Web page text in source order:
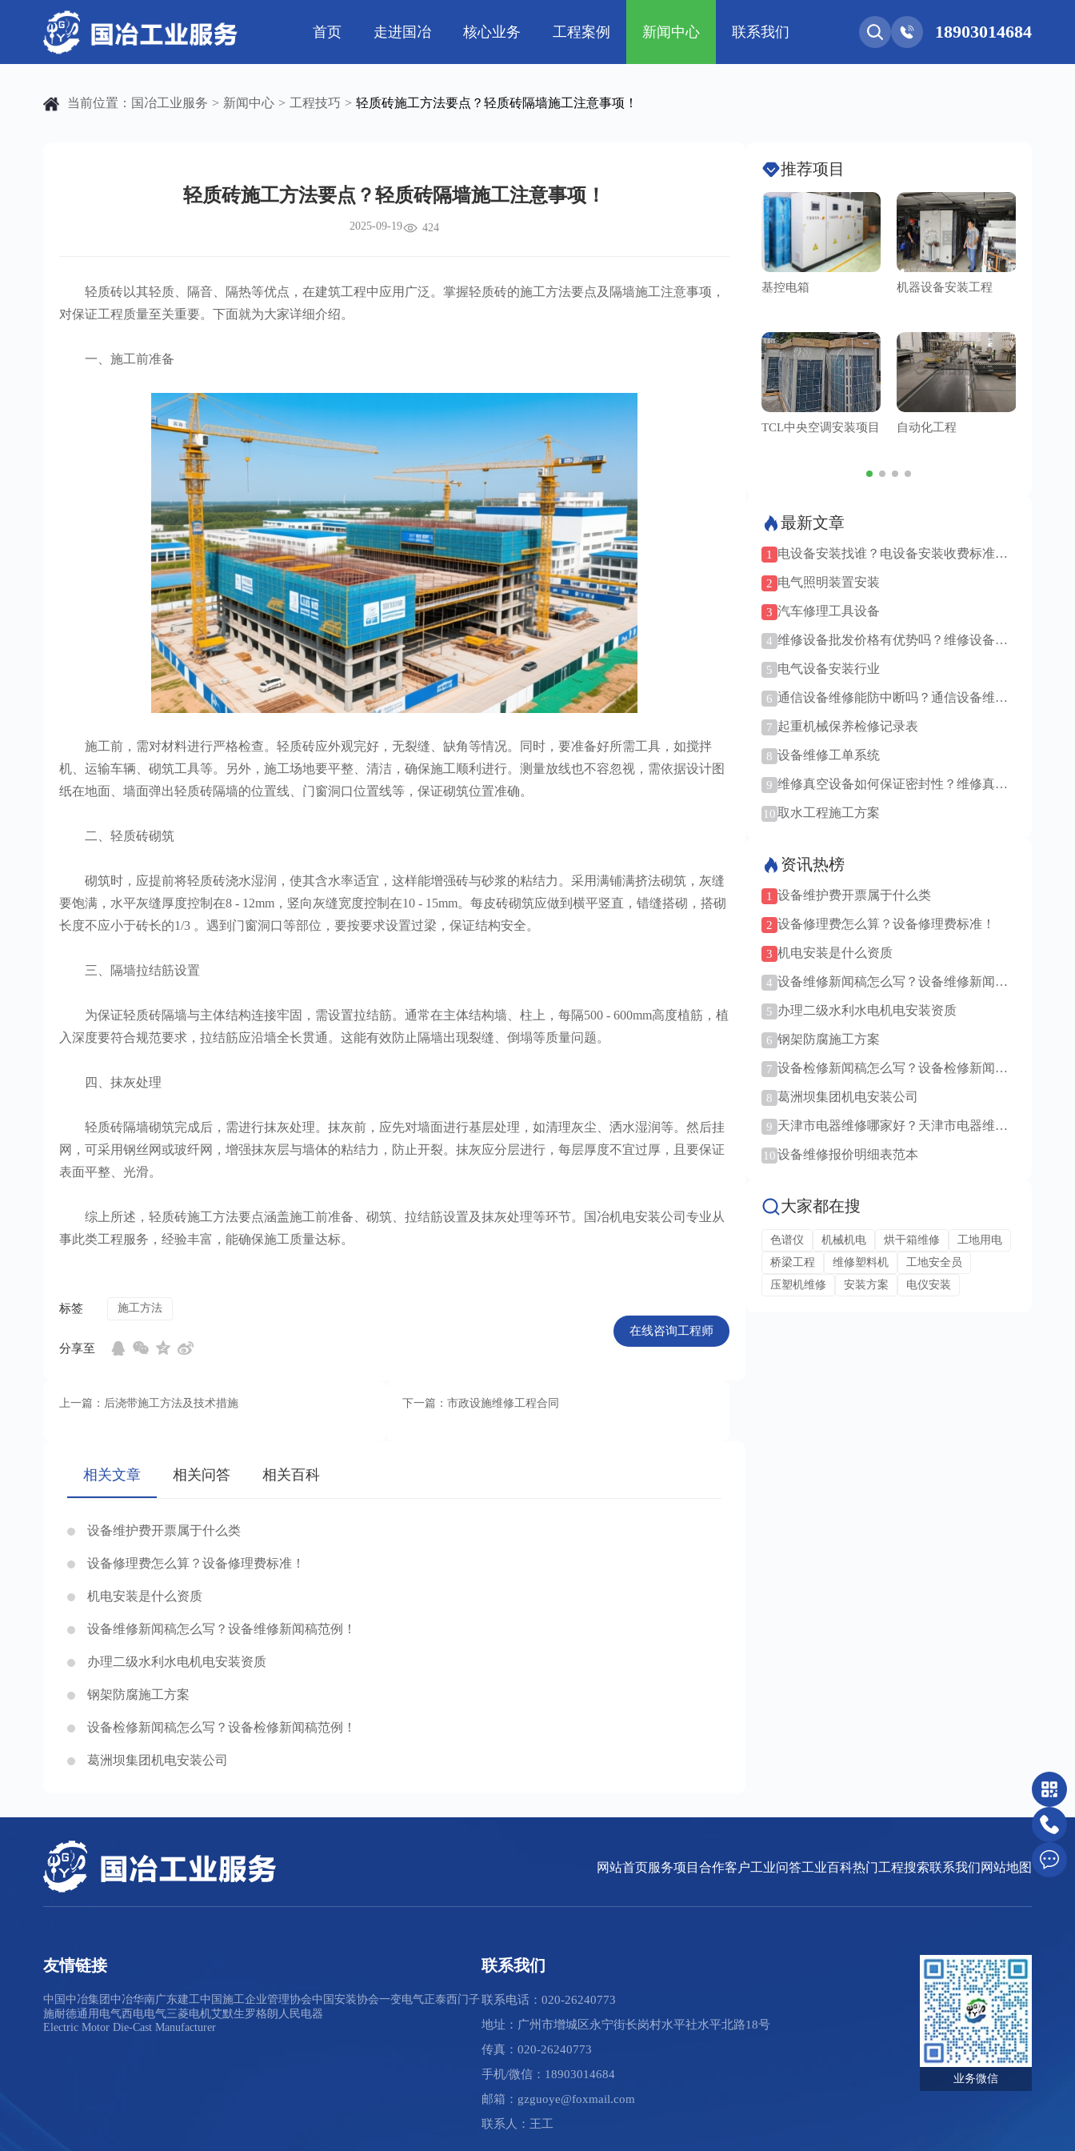
首页 走进国冶
公司简介 发展历程 企业文化 资质荣誉
核心业务
电气工程 钢结构工程 管道工程 环保工程
工程案例
芯片 • 半导体 人工智能 • 机器人 航天 • 低空 新能源汽车 • 智能网联
新闻中心
公司动态 行业资讯 工程技巧 机电知识
联系我们 18903014684
当前位置： 国冶工业服务 > 新闻中心 > 工程技巧 > 轻质砖施工方法要点？轻质砖隔墙施工注意事项！
轻质砖施工方法要点？轻质砖隔墙施工注意事项！
2025-09-19 424
轻质砖以其轻质、隔音、隔热等优点，在建筑工程中应用广泛。掌握轻质砖的施工方法要点及隔墙施工注意事项，
对保证工程质量至关重要。下面就为大家详细介绍。
一、施工前准备
施工前，需对材料进行严格检查。轻质砖应外观完好，无裂缝、缺角等情况。同时，要准备好所需工具，如搅拌
机、运输车辆、砌筑工具等。另外，施工场地要平整、清洁，确保施工顺利进行。测量放线也不容忽视，需依据设计图
纸在地面、墙面弹出轻质砖隔墙的位置线、门窗洞口位置线等，保证砌筑位置准确。
二、轻质砖砌筑
砌筑时，应提前将轻质砖浇水湿润，使其含水率适宜，这样能增强砖与砂浆的粘结力。采用满铺满挤法砌筑，灰缝
要饱满，水平灰缝厚度控制在8 - 12mm，竖向灰缝宽度控制在10 - 15mm。每皮砖砌筑应做到横平竖直，错缝搭砌，搭砌
长度不应小于砖长的1/3 。遇到门窗洞口等部位，要按要求设置过梁，保证结构安全。
三、隔墙拉结筋设置
为保证轻质砖隔墙与主体结构连接牢固，需设置拉结筋。通常在主体结构墙、柱上，每隔500 - 600mm高度植筋，植
入深度要符合规范要求，拉结筋应沿墙全长贯通。这能有效防止隔墙出现裂缝、倒塌等质量问题。
四、抹灰处理
轻质砖隔墙砌筑完成后，需进行抹灰处理。抹灰前，应先对墙面进行基层处理，如清理灰尘、洒水湿润等。然后挂
网，可采用钢丝网或玻纤网，增强抹灰层与墙体的粘结力，防止开裂。抹灰应分层进行，每层厚度不宜过厚，且要保证
表面平整、光滑。
综上所述，轻质砖施工方法要点涵盖施工前准备、砌筑、拉结筋设置及抹灰处理等环节。国冶机电安装公司专业从
事此类工程服务，经验丰富，能确保施工质量达标。
标签 施工方法
分享至
在线咨询工程师
上一篇：后浇带施工方法及技术措施 下一篇：市政设施维修工程合同
相关文章 相关问答 相关百科
设备维护费开票属于什么类
设备修理费怎么算？设备修理费标准！
机电安装是什么资质
设备维修新闻稿怎么写？设备维修新闻稿范例！
办理二级水利水电机电安装资质
钢架防腐施工方案
设备检修新闻稿怎么写？设备检修新闻稿范例！
葛洲坝集团机电安装公司
推荐项目
基控电箱
TCL中央空调安装项目
机器设备安装工程
自动化工程
最新文章
1 电设备安装找谁？电设备安装收费标准是
2 电气照明装置安装
3 汽车修理工具设备
4 维修设备批发价格有优势吗？维修设备批
5 电气设备安装行业
6 通信设备维修能防中断吗？通信设备维修
7 起重机械保养检修记录表
8 设备维修工单系统
9 维修真空设备如何保证密封性？维修真空
10取水工程施工方案
资讯热榜
1 设备维护费开票属于什么类
2 设备修理费怎么算？设备修理费标准！
3 机电安装是什么资质
4 设备维修新闻稿怎么写？设备维修新闻稿
5 办理二级水利水电机电安装资质
6 钢架防腐施工方案
7 设备检修新闻稿怎么写？设备检修新闻稿
8 葛洲坝集团机电安装公司
9 天津市电器维修哪家好？天津市电器维修
10设备维修报价明细表范本
大家都在搜
色谱仪 机械机电 烘干箱维修
工地用电
桥梁工程
维修塑料机
工地安全员
压塑机维修
安装方案 电仪安装
网站首页服务项目合作客户工业问答工业百科热门工程搜索联系我们网站地图
友情链接
中国中冶集团 中冶华南广东建工中国施工企业管理协会中国安装协会一变电气正泰西门子
施耐德通用电气西电电气三菱电机艾默生罗格朗 人民电器
Electric Motor Die-Cast Manufacturer
联系我们
联系电话：020-26240773
地址：广州市增城区永宁街长岗村水平社水平北路18号
传真：020-26240773
手机/微信：18903014684
邮箱：gzguoye@foxmail.com
联系人：王工
业务微信